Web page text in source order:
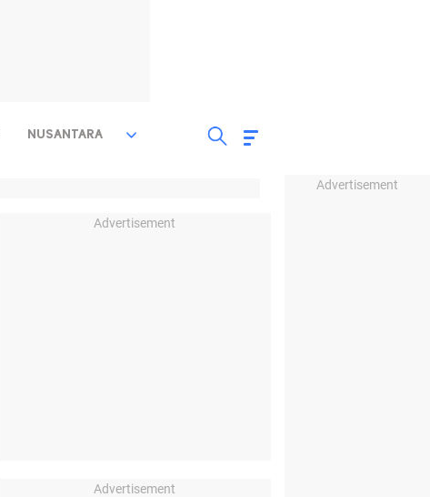
Advertisement
NUSANTARA
Advertisement
Advertisement